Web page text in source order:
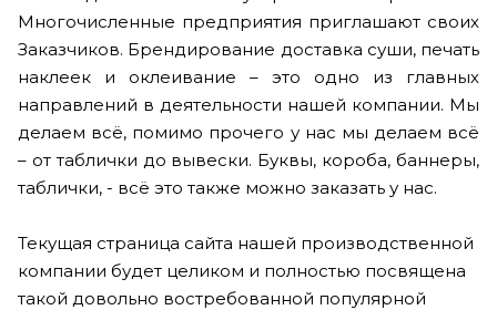
Многочисленные предприятия приглашают своих
Заказчиков. Брендирование доставка суши, печать
наклеек и оклеивание – это одно из главных
направлений в деятельности нашей компании. Мы
делаем всё, помимо прочего у нас мы делаем всё
– от таблички до вывески. Буквы, короба, баннеры,
таблички, - всё это также можно заказать у нас.
Текущая страница сайта нашей производственной
компании будет целиком и полностью посвящена
такой довольно востребованной популярной